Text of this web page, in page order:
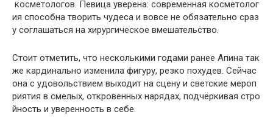
косметологов. Певица уверена: современная косметолог
ия способна творить чудеса и вовсе не обязательно сраз
у соглашаться на хирургическое вмешательство.
Стоит отметить, что несколькими годами ранее Апина так
же кардинально изменила фигуру, резко похудев. Сейчас
она с удовольствием выходит на сцену и светские мероп
риятия в смелых, откровенных нарядах, подчёркивая стро
йность и уверенность в себе.